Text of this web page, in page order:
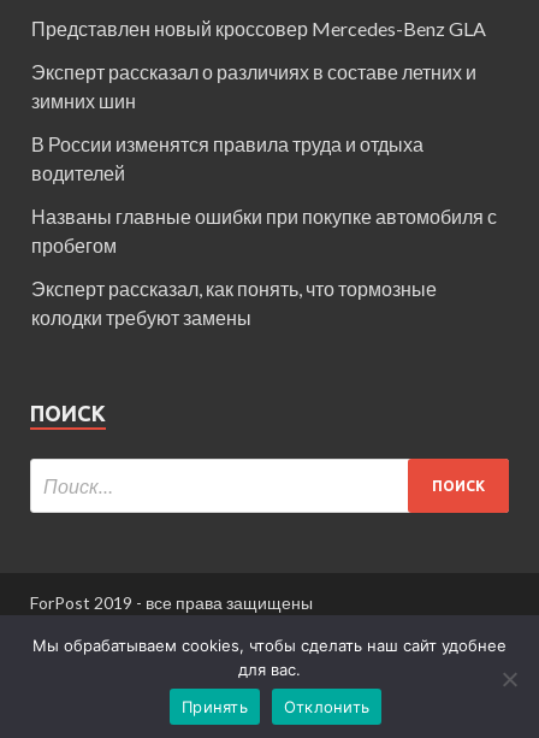
Представлен новый кроссовер Mercedes-Benz GLA
Эксперт рассказал о различиях в составе летних и
зимних шин
В России изменятся правила труда и отдыха
водителей
Названы главные ошибки при покупке автомобиля с
пробегом
Эксперт рассказал, как понять, что тормозные
колодки требуют замены
ПОИСК
ForPost 2019 - все права защищены
При использовании материалов сайта ссылка
Информация для пользователей сайта
Мы обрабатываем cookies, чтобы сделать наш сайт удобнее
для вас.
Принять
Отклонить